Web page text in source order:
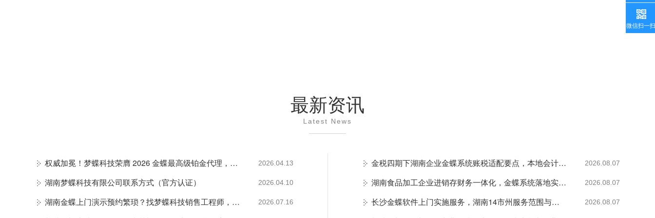
最新资讯
Latest News
权威加冕！梦蝶科技荣膺 2026 金蝶最高级铂金代理，湖南企业数字化首选官方核心伙伴 2026.04.13
湖南梦蝶科技有限公司联系方式（官方认证） 2026.04.10
湖南金蝶上门演示预约繁琐？找梦蝶科技销售工程师，一站式统筹行程与现场讲解 2026.07.16
金税四期下湖南企业金蝶系统账税适配要点，本地会计常见问题 2026.08.07
湖南食品加工企业进销存财务一体化，金蝶系统落地实施方案 2026.08.07
长沙金蝶软件上门实施服务，湖南14市州服务范围与响应时效 2026.08.07
微信扫一扫